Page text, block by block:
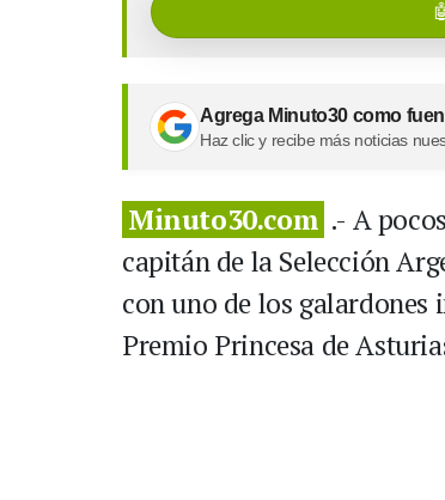
Agrega Minuto30 como
Haz clic y recibe más noticias
Minuto30.com .- A
capitán de la Selección
con uno de los
Premio Princesa de